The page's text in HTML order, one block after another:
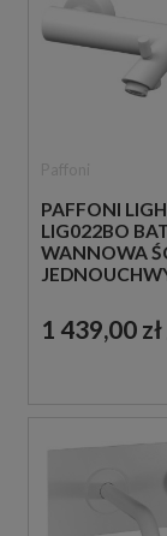
PAFFONI
LIG022BO
WANNOWA
1 439,00 zł